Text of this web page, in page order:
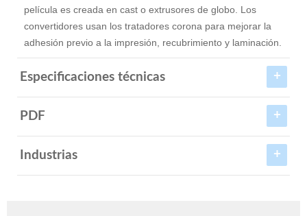
película es creada en cast o extrusores de globo. Los
convertidores usan los tratadores corona para mejorar la
adhesión previo a la impresión, recubrimiento y laminación.
Especificaciones técnicas
PDF
Industrias